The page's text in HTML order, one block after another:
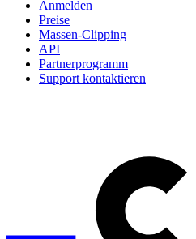
Anmelden
Preise
Massen-Clipping
API
Partnerprogramm
Support kontaktieren